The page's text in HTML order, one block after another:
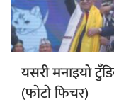
यसरी मनाइयाे
(फाेटाे फिचर)